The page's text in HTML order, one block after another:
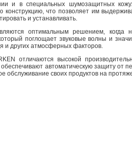
и в специальных шумозащитных
что позволяет им
и устанавливать.
оптимальным решением, когда
поглощает звуковые волны и
и других атмосферных факторов.
отличаются высокой
автоматическую защиту от
своих продуктов на